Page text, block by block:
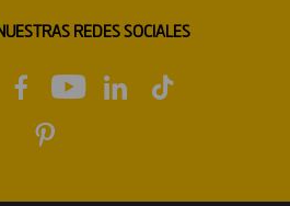
REDES SOCIALES